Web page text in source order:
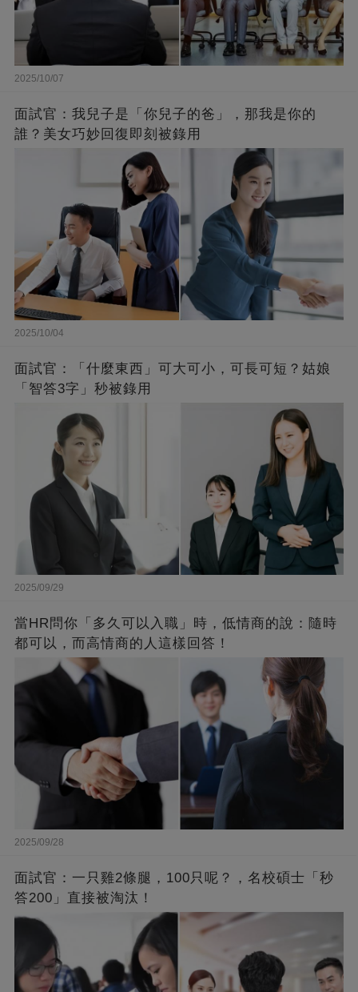
2025/10/07
面試官：我兒子是「你兒子的爸」，那我是你的
誰？美女巧妙回復即刻被錄用
2025/10/04
面試官：「什麼東西」可大可小，可長可短？姑娘
「智答3字」秒被錄用
2025/09/29
當HR問你「多久可以入職」時，低情商的說：隨時
都可以，而高情商的人這樣回答！
2025/09/28
面試官：一只雞2條腿，100只呢？，名校碩士「秒
答200」直接被淘汰！